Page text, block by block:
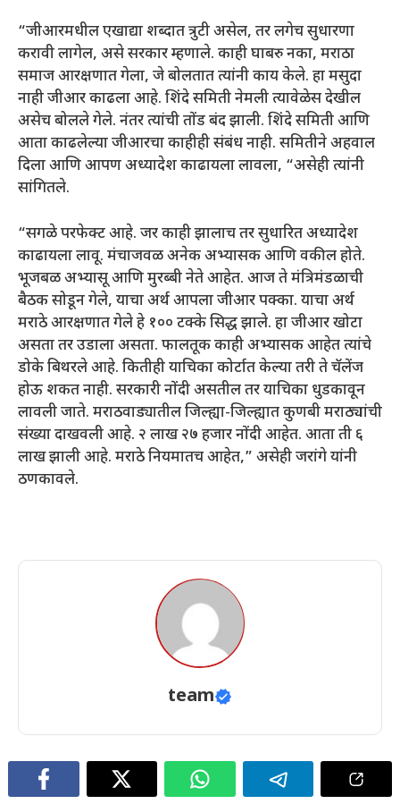
“जीआरमधील एखाद्या शब्दात त्रुटी असेल, तर लगेच सुधारणा
करावी लागेल, असे सरकार म्हणाले. काही घाबरु नका, मराठा
समाज आरक्षणात गेला, जे बोलतात त्यांनी काय केले. हा मसुदा
नाही जीआर काढला आहे. शिंदे समिती नेमली त्यावेळेस देखील
असेच बोलले गेले. नंतर त्यांची तोंड बंद झाली. शिंदे समिती आणि
आता काढलेल्या जीआरचा काहीही संबंध नाही. समितीने अहवाल
दिला आणि आपण अध्यादेश काढायला लावला, “असेही त्यांनी
सांगितले.
“सगळे परफेक्ट आहे. जर काही झालाच तर सुधारित अध्यादेश
काढायला लावू. मंचाजवळ अनेक अभ्यासक आणि वकील होते.
भूजबळ अभ्यासू आणि मुरब्बी नेते आहेत. आज ते मंत्रिमंडळाची
बैठक सोडून गेले, याचा अर्थ आपला जीआर पक्का. याचा अर्थ
मराठे आरक्षणात गेले हे १०० टक्के सिद्ध झाले. हा जीआर खोटा
असता तर उडाला असता. फालतूक काही अभ्यासक आहेत त्यांचे
डोके बिथरले आहे. कितीही याचिका कोर्टात केल्या तरी ते चॅलेंज
होऊ शकत नाही. सरकारी नोंदी असतील तर याचिका धुडकावून
लावली जाते. मराठवाड्यातील जिल्ह्या-जिल्ह्यात कुणबी मराठ्यांची
संख्या दाखवली आहे. २ लाख २७ हजार नोंदी आहेत. आता ती ६
लाख झाली आहे. मराठे नियमातच आहेत,” असेही जरांगे यांनी
ठणकावले.
team